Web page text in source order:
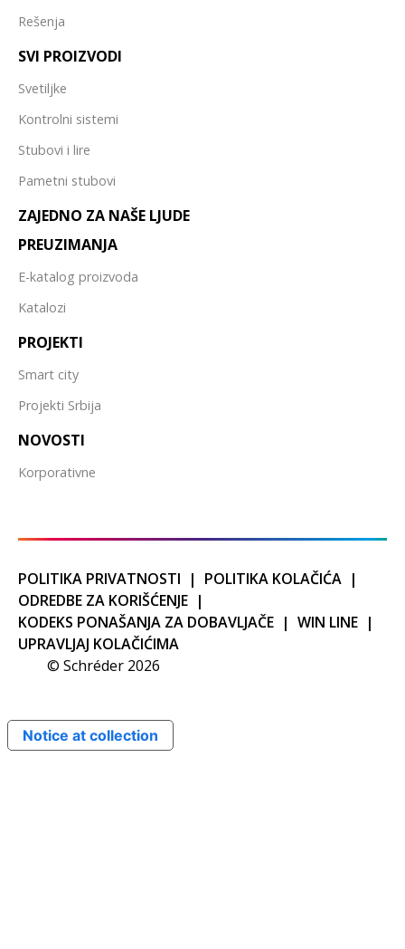
Rešenja
SVI PROIZVODI
Svetiljke
Kontrolni sistemi
Stubovi i lire
Pametni stubovi
ZAJEDNO ZA NAŠE LJUDE
PREUZIMANJA
E-katalog proizvoda
Katalozi
PROJEKTI
Smart city
Projekti Srbija
NOVOSTI
Korporativne
POLITIKA PRIVATNOSTI
POLITIKA KOLAČIĆA
ODREDBE ZA KORIŠĆENJE
KODEKS PONAŠANJA ZA DOBAVLJAČE
WIN LINE
UPRAVLJAJ KOLAČIĆIMA
© Schréder 2026
Notice at collection